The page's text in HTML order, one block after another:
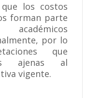
que los costos
forman parte
por lo
que
ajenas al
vigente.